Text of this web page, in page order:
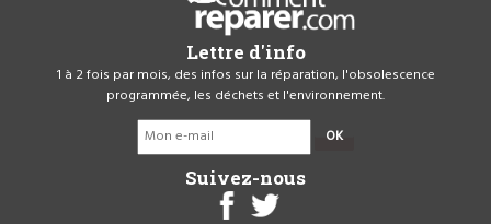
Lettre d'info
1 à 2 fois par mois, des infos sur la réparation, l'obsolescence
programmée, les déchets et l'environnement.
OK
Suivez-nous